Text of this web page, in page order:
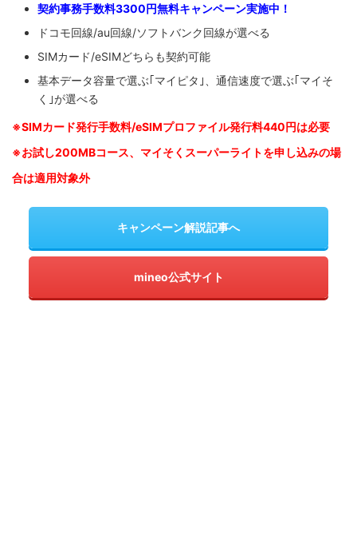
契約事務手数料3300円無料キャンペーン実施中！
ドコモ回線/au回線/ソフトバンク回線が選べる
SIMカード/eSIMどちらも契約可能
基本データ容量で選ぶ｢マイピタ｣、通信速度で選ぶ｢マイそ
く｣が選べる
※SIMカード発行手数料/eSIMプロファイル発行料440円は必要
※お試し200MBコース、マイそくスーパーライトを申し込みの場
合は適用対象外
キャンペーン解説記事へ
mineo公式サイト